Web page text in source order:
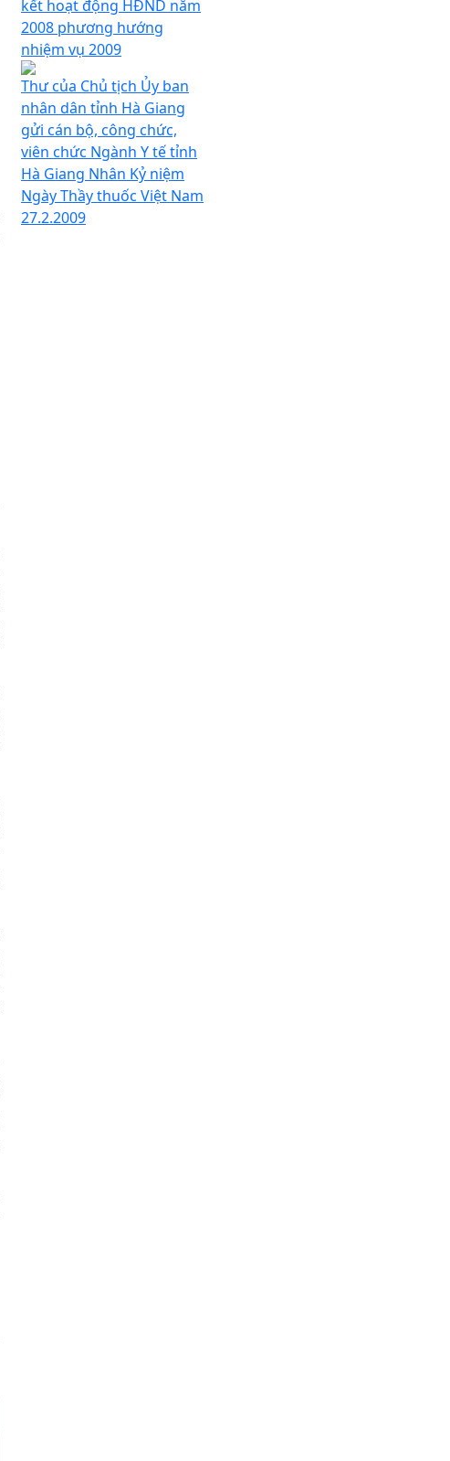
kết hoạt động HĐND năm
2008 phương hướng
nhiệm vụ 2009
Thư của Chủ tịch Ủy ban
nhân dân tỉnh Hà Giang
gửi cán bộ, công chức,
viên chức Ngành Y tế tỉnh
Hà Giang Nhân Kỷ niệm
Ngày Thầy thuốc Việt Nam
27.2.2009